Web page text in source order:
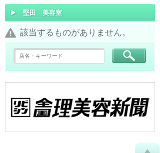
▶ 堅田 美容室
該当するものがありません。